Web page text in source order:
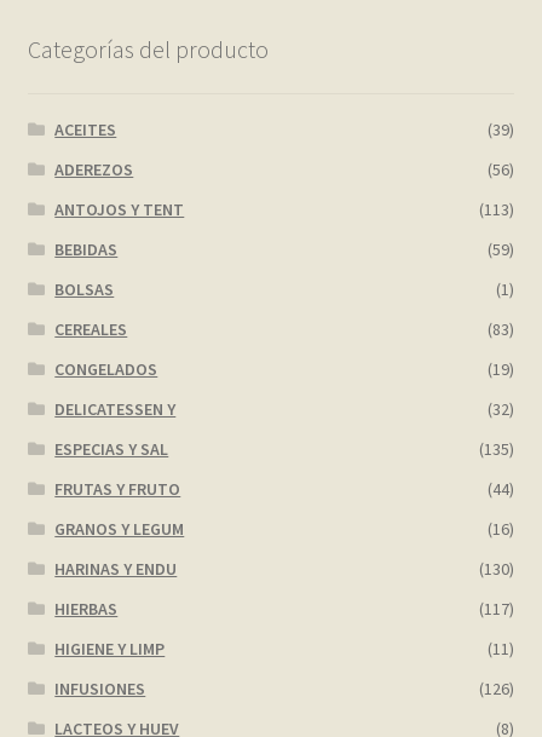
Mi cuenta
Página de ejemplo
Sample Page
Shop
Wishlist
Wishlist
Categorías del producto
ACEITES
(39)
ADEREZOS
(56)
ANTOJOS Y TENT
(113)
BEBIDAS
(59)
BOLSAS
(1)
CEREALES
(83)
CONGELADOS
(19)
DELICATESSEN Y
(32)
ESPECIAS Y SAL
(135)
FRUTAS Y FRUTO
(44)
GRANOS Y LEGUM
(16)
HARINAS Y ENDU
(130)
HIERBAS
(117)
HIGIENE Y LIMP
(11)
INFUSIONES
(126)
LACTEOS Y HUEV
(8)